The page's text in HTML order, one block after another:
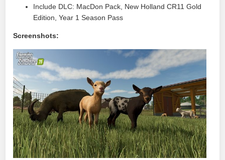
Include DLC: MacDon Pack, New Holland CR11 Gold
Edition, Year 1 Season Pass
Screenshots: